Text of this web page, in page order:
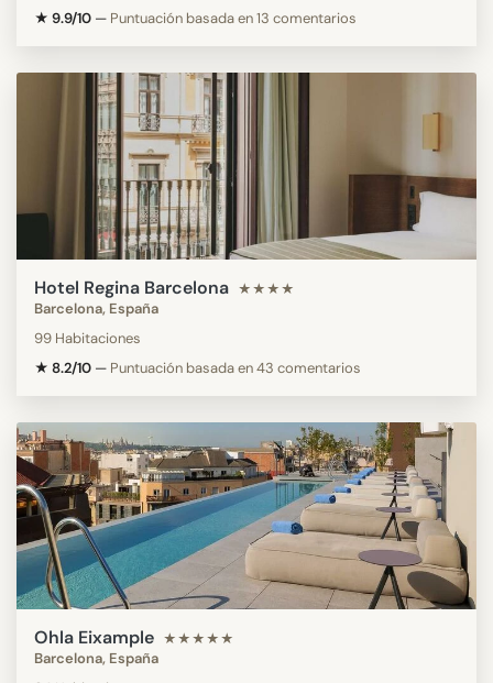
★ 9.9/10 — Puntuación basada en 13 comentarios
Hotel Regina Barcelona ★★★★
Barcelona, España
99 Habitaciones
★ 8.2/10 — Puntuación basada en 43 comentarios
Ohla Eixample ★★★★★
Barcelona, España